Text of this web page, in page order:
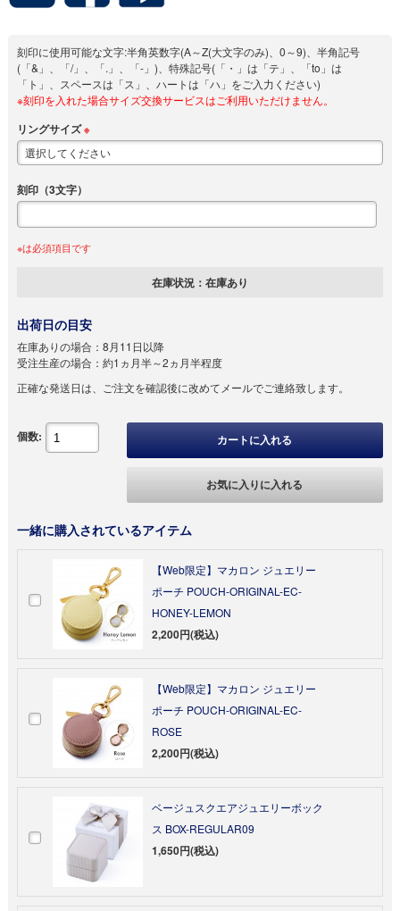
刻印に使用可能な文字:半角英数字(A～Z(大文字のみ)、0～9)、半角記号
(「&」、「/」、「.」、「-」)、特殊記号(「・」は「テ」、「to」は
「ト」、スペースは「ス」、ハートは「ハ」をご入力ください)
※刻印を入れた場合サイズ交換サービスはご利用いただけません。
リングサイズ※
刻印（3文字）
※は必須項目です
在庫状況： 在庫あり
出荷日の目安
在庫ありの場合： 8月11日以降
受注生産の場合： 約1ヵ月半～2ヵ月半程度
正確な発送日は、ご注文を確認後に改めてメールでご連絡致します。
個数: カートに入れる
お気に入りに入れる
一緒に購入されているアイテム
【Web限定】マカロン ジュエリー
ポーチ POUCH-ORIGINAL-EC-
HONEY-LEMON
2,200円(税込)
【Web限定】マカロン ジュエリー
ポーチ POUCH-ORIGINAL-EC-
ROSE
2,200円(税込)
ベージュスクエアジュエリーボック
ス BOX-REGULAR09
1,650円(税込)